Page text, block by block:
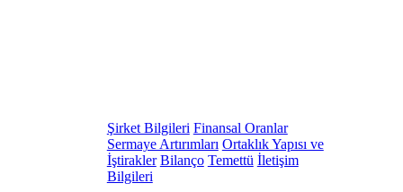
Şirket Bilgileri Finansal Oranlar
Sermaye Artırımları Ortaklık Yapısı ve
İştirakler Bilanço Temettü İletişim
Bilgileri